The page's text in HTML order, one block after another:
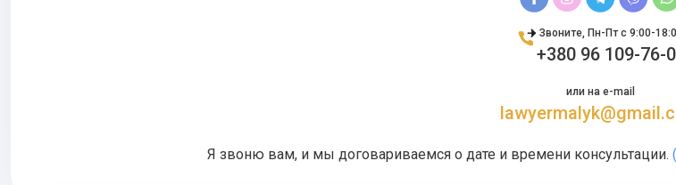
Звоните, Пн-Пт с 9:00-
+380 96 109-76-
или на e-mail
Я звоню вам, и мы договариваемся о дате и времени консультации.